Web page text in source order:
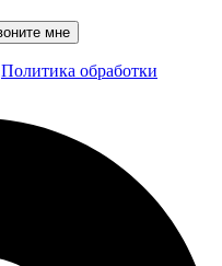
Политика обработки